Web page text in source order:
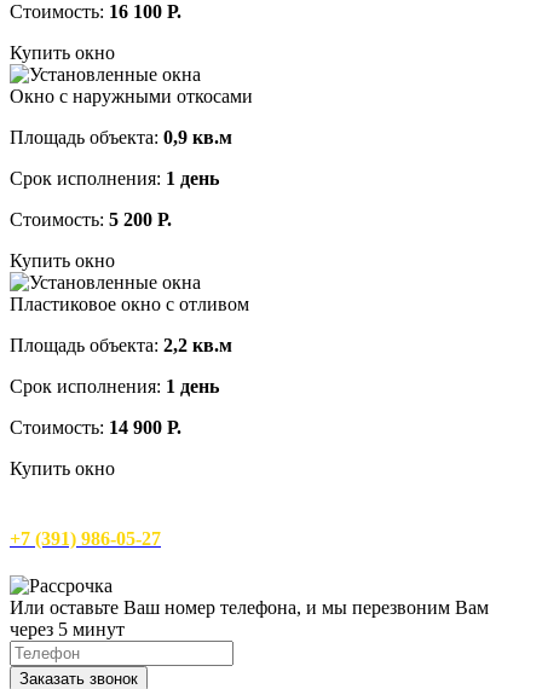
Стоимость: 16 100 Р.
Купить окно
Окно с наружными откосами
Площадь объекта: 0,9 кв.м
Срок исполнения: 1 день
Стоимость: 5 200 Р.
Купить окно
Пластиковое окно с отливом
Площадь объекта: 2,2 кв.м
Срок исполнения: 1 день
Стоимость: 14 900 Р.
Купить окно
+7 (391) 986-05-27
Или оставьте Ваш номер телефона, и мы перезвоним Вам
через 5 минут
Заказать звонок